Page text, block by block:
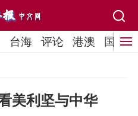
台海 评论 港澳 国际
美利坚与中华